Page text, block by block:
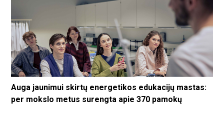
Auga jaunimui skirtų energetikos edukacijų mastas:
per mokslo metus surengta apie 370 pamokų